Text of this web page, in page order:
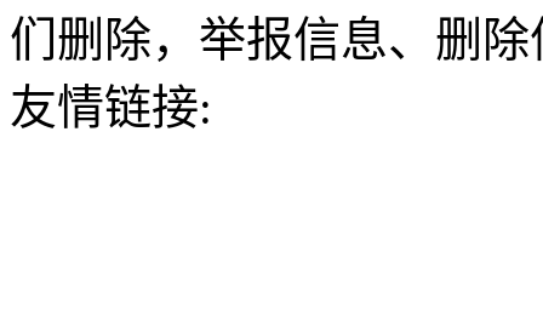
们删除，举报信息、删
友情链接: